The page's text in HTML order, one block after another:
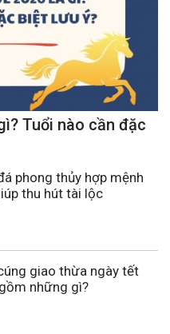
Tuổi nào cần đặc
phong thủy hợp mệnh
thu hút tài lộc
giao thừa ngày tết
những gì?